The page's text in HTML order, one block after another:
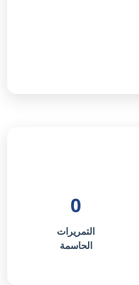
0
التمريرات
الحاسمة